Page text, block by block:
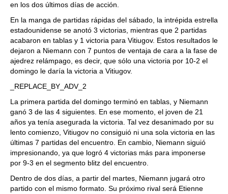
en los dos últimos días de acción.
En la manga de partidas rápidas del sábado, la intrépida estrella
estadounidense se anotó 3 victorias, mientras que 2 partidas
acabaron en tablas y 1 victoria para Vitiugov. Estos resultados le
dejaron a Niemann con 7 puntos de ventaja de cara a la fase de
ajedrez relámpago, es decir, que sólo una victoria por 10-2 el
domingo le daría la victoria a Vitiugov.
_REPLACE_BY_ADV_2
La primera partida del domingo terminó en tablas, y Niemann
ganó 3 de las 4 siguientes. En ese momento, el joven de 21
años ya tenía asegurada la victoria. Tal vez desanimado por su
lento comienzo, Vitiugov no consiguió ni una sola victoria en las
últimas 7 partidas del encuentro. En cambio, Niemann siguió
impresionando, ya que logró 4 victorias más para imponerse
por 9-3 en el segmento blitz del encuentro.
Dentro de dos días, a partir del martes, Niemann jugará otro
partido con el mismo formato. Su próximo rival será Etienne